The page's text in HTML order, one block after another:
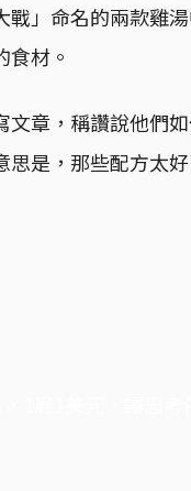
」命名的兩款雞
材。
章，稱讚說他們
是，那些配方太